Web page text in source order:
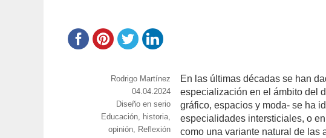
En las últimas décadas se han
especialización en el ámbito del
gráfico, espacios y moda- se ha
especialidades intersticiales, o
como una variante natural de las
https://www.experimenta.es/author/rodrigo-
martinez/
Rodrigo Martínez
Publicado
el
04.04.2024
Categorías
Diseño en serio
Etiquetas
Educación, historia,
opinión, Reflexión